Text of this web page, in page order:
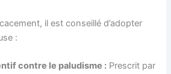
il est conseillé d’adopter
:
contre le paludisme : Prescrit par